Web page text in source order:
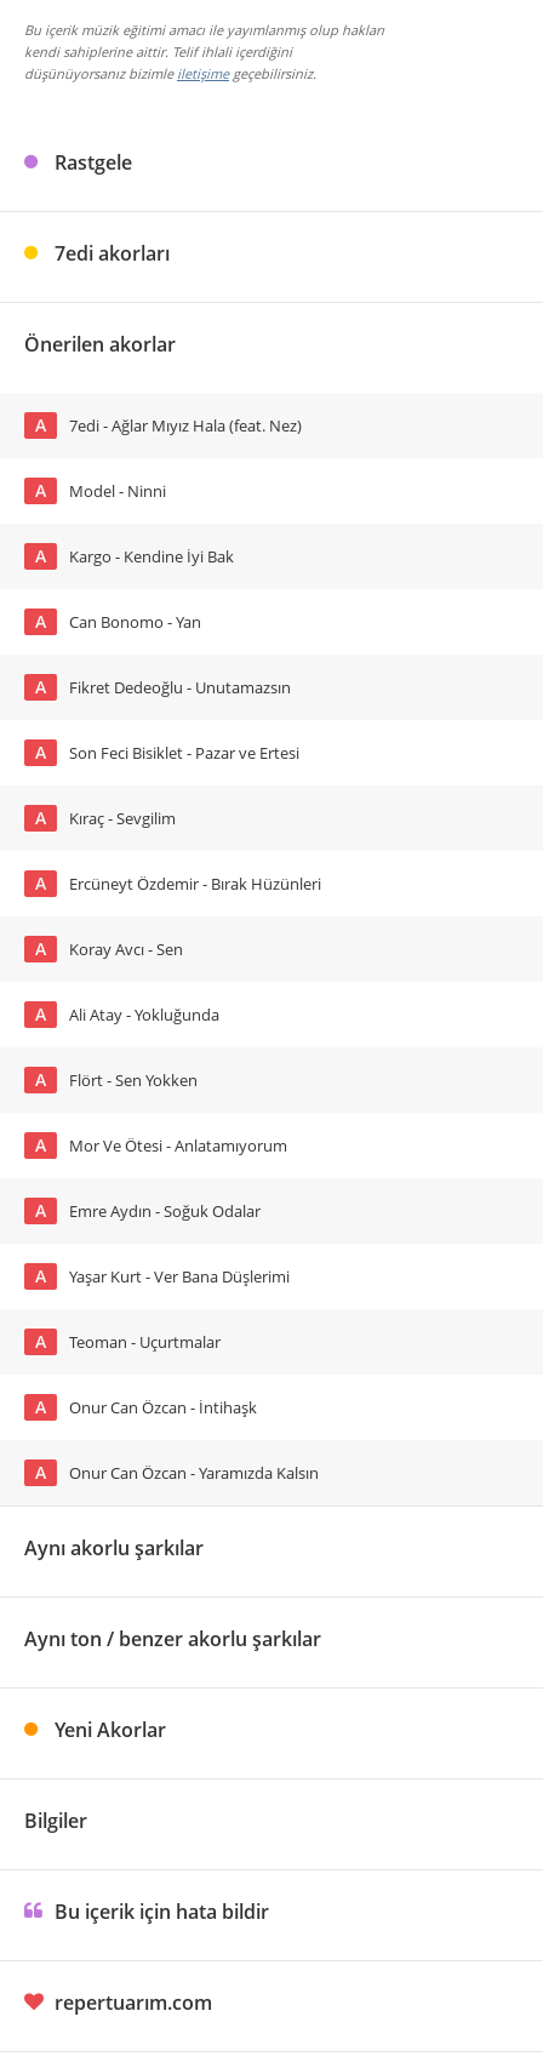
Bu içerik müzik eğitimi amacı ile yayımlanmış olup hakları
kendi sahiplerine aittir. Telif ihlali içerdiğini
düşünüyorsanız bizimle iletişimegeçebilirsiniz.
Rastgele
7edi akorları
Önerilen akorlar
A 7edi - Ağlar Mıyız Hala (feat. Nez)
A Model - Ninni
A Kargo - Kendine İyi Bak
A Can Bonomo - Yan
A Fikret Dedeoğlu - Unutamazsın
A Son Feci Bisiklet - Pazar ve Ertesi
A Kıraç - Sevgilim
A Ercüneyt Özdemir - Bırak Hüzünleri
A Koray Avcı - Sen
A Ali Atay - Yokluğunda
A Flört - Sen Yokken
A Mor Ve Ötesi - Anlatamıyorum
A Emre Aydın - Soğuk Odalar
A Yaşar Kurt - Ver Bana Düşlerimi
A Teoman - Uçurtmalar
A Onur Can Özcan - İntihaşk
A Onur Can Özcan - Yaramızda Kalsın
Aynı akorlu şarkılar
Aynı ton / benzer akorlu şarkılar
Yeni Akorlar
Bilgiler
Bu içerik için hata bildir
repertuarım.com